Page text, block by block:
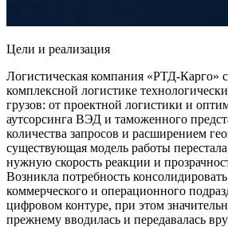
Цели и реализация
Логистическая компания «РТД-Карго»
комплексной логистике
грузов: от проектной логистики и
аутсорсинга ВЭД и таможенного
количества запросов и расширением
существующая модель работы
нужную скорость реакции и
Возникла потребность консолидировать
коммерческого и операционного
цифровом контуре, при этом
прежнему вводилась и передавалась